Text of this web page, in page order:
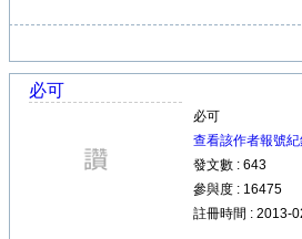
必可
必可
查看該作者報號
發文數 : 643
參與度 : 16475
註冊時間 : 2013-